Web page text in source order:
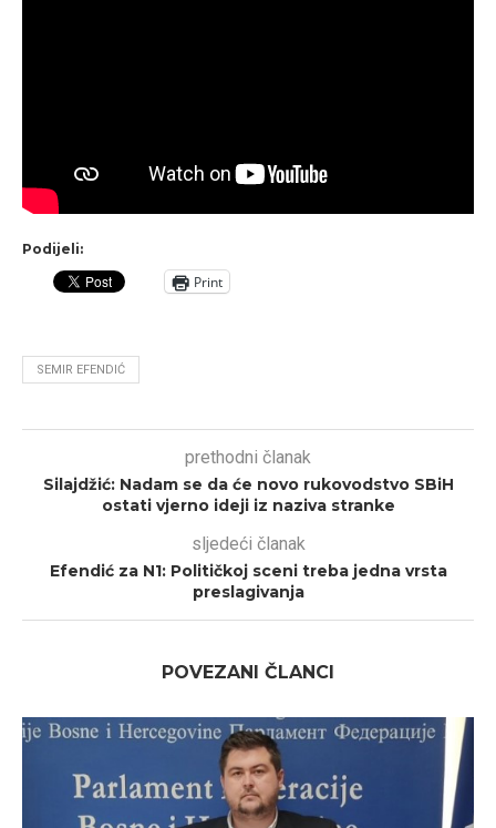
Podijeli:
Print
SEMIR EFENDIĆ
prethodni članak
Silajdžić: Nadam se da će novo rukovodstvo SBiH
ostati vjerno ideji iz naziva stranke
sljedeći članak
Efendić za N1: Političkoj sceni treba jedna vrsta
preslagivanja
POVEZANI ČLANCI